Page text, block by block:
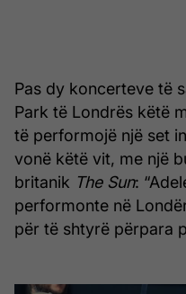
Pas dy koncerteve të
Park të Londrës këtë
të performojë një set
vonë këtë vit, me një
britanik The Sun:
performonte në
për të shtyrë përpara